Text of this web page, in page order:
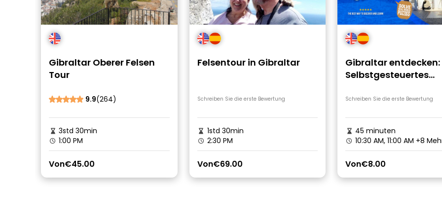
Gibraltar Oberer Felsen
Tour
9.9(264)
3std 30min
1:00 PM
Von€45.00
Felsentour in Gibraltar
Schreiben Sie die erste Bewertung
1std 30min
2:30 PM
Von€69.00
Gibraltar entdecken:
Selbstgesteuertes
Schreiben Sie die erste Bewertung
45 minuten
10:30 AM, 11:00 AM +8
Von€8.00